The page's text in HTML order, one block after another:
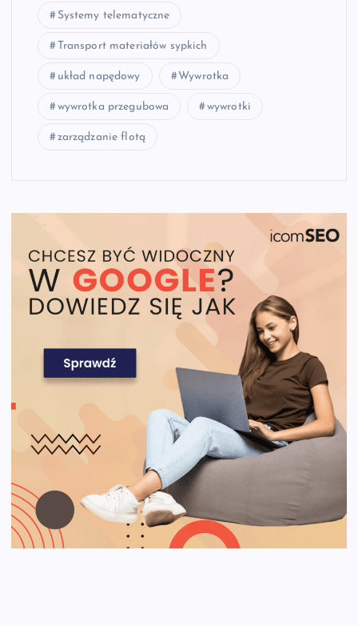
Systemy telematyczne
Transport materiałów sypkich
układ napędowy Wywrotka
wywrotka przegubowa wywrotki
zarządzanie flotą